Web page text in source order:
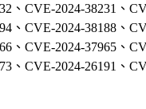
、CVE-2024-38231、
、CVE-2024-38188、
、CVE-2024-37965、
、CVE-2024-26191、